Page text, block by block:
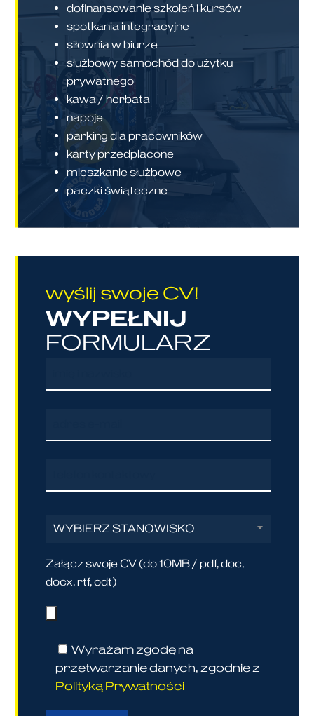
dofinansowanie szkoleń i kursów
spotkania integracyjne
siłownia w biurze
służbowy samochód do użytku
prywatnego
kawa / herbata
napoje
parking dla pracowników
karty przedpłacone
mieszkanie służbowe
paczki świąteczne
wyślij swoje CV!
WYPEŁNIJ
FORMULARZ
WYBIERZ STANOWISKO
Załącz swoje CV (do 10MB / pdf, doc,
docx, rtf, odt)
Wyrażam zgodę na
przetwarzanie danych, zgodnie z
Polityką Prywatności